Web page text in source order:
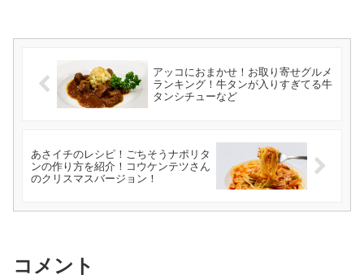
アッコにおまかせ！お取り寄せグルメ
ランキング！牛タンが入りすぎてる牛
タンシチューなど
あさイチのレシピ！ごちそうナポリタ
ンの作り方を紹介！コウケンテツさん
のクリスマスバージョン！
コメント